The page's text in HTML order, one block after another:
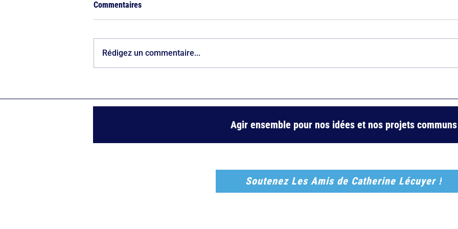
sèche
esquives de l’Hôtel de Ville
Commentaires
Rédigez un commentaire...
Agir ensemble pour nos idées et nos projets communs
Soutenez Les Amis de Catherine Lécuyer !